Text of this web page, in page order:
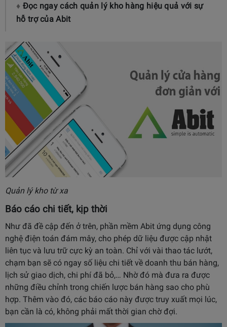
♦ Đọc ngay cách quản lý kho hàng hiệu quả với sự
hỗ trợ của Abit
Quản lý kho từ xa
Báo cáo chi tiết, kịp thời
Như đã đề cập đến ở trên, phần mềm Abit ứng dụng công
nghệ điện toán đám mây, cho phép dữ liệu được cập nhật
liên tục và lưu trữ cực kỳ an toàn. Chỉ với vài thao tác lướt,
chạm bạn sẽ có ngay số liệu chi tiết về doanh thu bán hàng,
lịch sử giao dịch, chi phí đã bỏ,… Nhờ đó mà đưa ra được
những điều chỉnh trong chiến lược bán hàng sao cho phù
hợp. Thêm vào đó, các báo cáo này được truy xuất mọi lúc,
bạn cần là có, không phải mất thời gian chờ đợi.